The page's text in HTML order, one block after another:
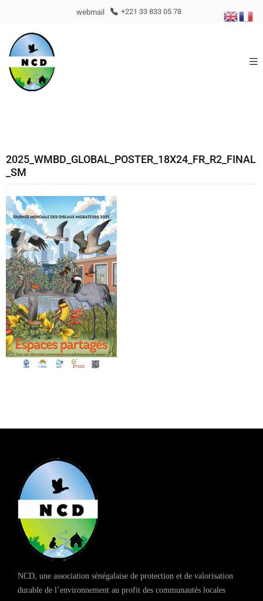
webmail +221 33 833 05 78
2025_WMBD_GLOBAL_POSTER_18X24_FR_R2_FINAL
_SM
NCD, une association sénégalaise de protection et de valorisation
durable de l’environnement au profit des communautés locales